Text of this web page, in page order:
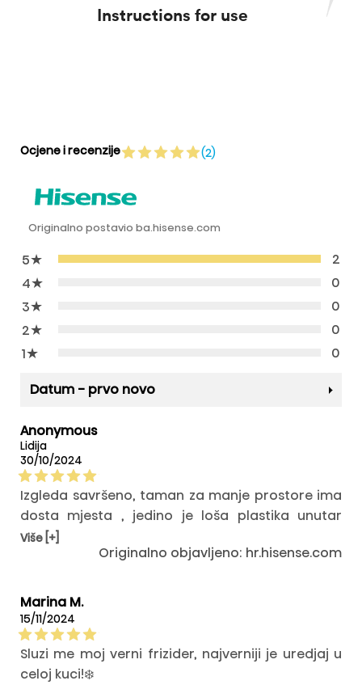
Instructions for use
Ocjene i recenzije (2)
Originalno postavio ba.hisense.com
5★
2
4★
0
3★
0
2★
0
1★
0
Datum - prvo novo
Anonymous
Lidija
30/10/2024
Izgleda savršeno, taman za manje prostore ima
dosta mjesta , jedino je loša plastika unutar
hladnjaka, sve u svemu exstra je
Više [+]
Originalno objavljeno: hr.hisense.com
Marina M.
15/11/2024
Sluzi me moj verni frizider, najverniji je uredjaj u
celoj kuci!❄️